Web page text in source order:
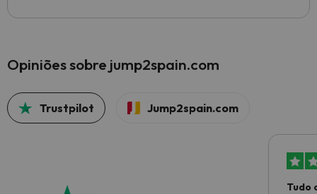
Opiniões sobre jump2spain.com
Trustpilot Jump2spain.com
Tudo